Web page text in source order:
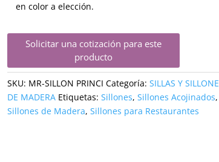
en color a elección.
Solicitar una cotización para este
producto
SKU: MR-SILLON PRINCI Categoría:SILLAS Y
DE MADERA Etiquetas:Sillones,Sillones Acojinados,
Sillones de Madera,Sillones para Restaurantes